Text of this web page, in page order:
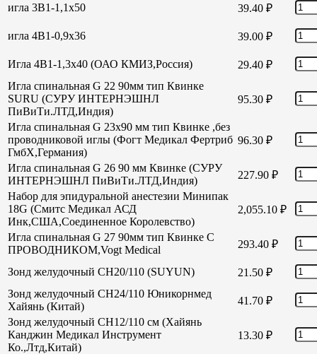
игла 3В1-1,1х50 39.40 ₽
игла 4В1-0,9х36 39.00 ₽
Игла 4В1-1,3х40 (ОАО КМИЗ,Россия) 29.40 ₽
Игла спинальная G 22 90мм тип Квинке
SURU (СУРУ ИНТЕРНЭШНЛ
ПиВиТи.ЛТД,Индия)
95.30 ₽
Игла спинальная G 23х90 мм тип Квинке ,без
проводниковой иглы (Фогт Медикал Фертриб
ГмбХ,Германия)
96.30 ₽
Игла спинальная G 26 90 мм Квинке (СУРУ
ИНТЕРНЭШНЛ ПиВиТи.ЛТД,Индия)
227.90 ₽
Набор для эпидуральной анестезии Минипак
18G (Смитс Медикал АСД
Инк,США,Соединенное Королевство)
2,055.10 ₽
Игла спинальная G 27 90мм тип Квинке С
ПРОВОДНИКОМ,Vogt Medical
293.40 ₽
Зонд желудочный СН20/110 (SUYUN) 21.50 ₽
Зонд желудочный СН24/110 Юникорнмед
Хайянь (Китай)
41.70 ₽
Зонд желудочный CH12/110 см (Хайянь
Канджин Медикал Инструмент
Ко.,Лтд,Китай)
13.30 ₽